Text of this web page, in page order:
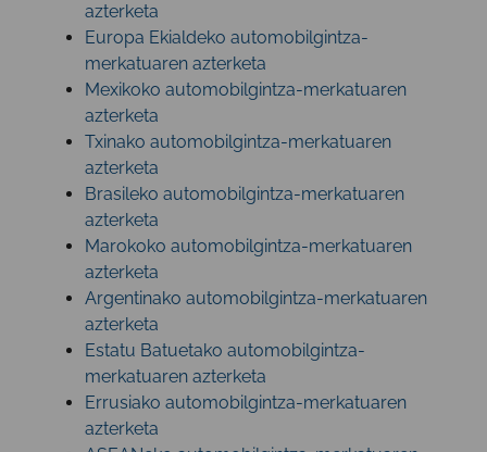
azterketa
Europa Ekialdeko automobilgintza-
merkatuaren azterketa
Mexikoko automobilgintza-merkatuaren
azterketa
Txinako automobilgintza-merkatuaren
azterketa
Brasileko automobilgintza-merkatuaren
azterketa
Marokoko automobilgintza-merkatuaren
azterketa
Argentinako automobilgintza-merkatuaren
azterketa
Estatu Batuetako automobilgintza-
merkatuaren azterketa
Errusiako automobilgintza-merkatuaren
azterketa